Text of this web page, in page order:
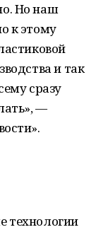
Но наш
к этому
и так
сразу
—
технологии